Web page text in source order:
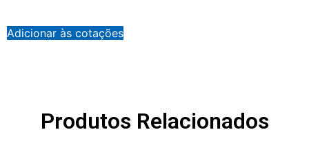
Adicionar às cotações
Produtos Relacionados